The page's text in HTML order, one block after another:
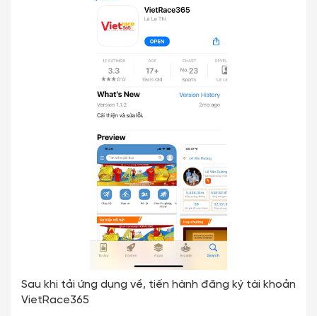
Sau khi tải ứng dụng về, tiến hành đăng ký tài khoản
VietRace365